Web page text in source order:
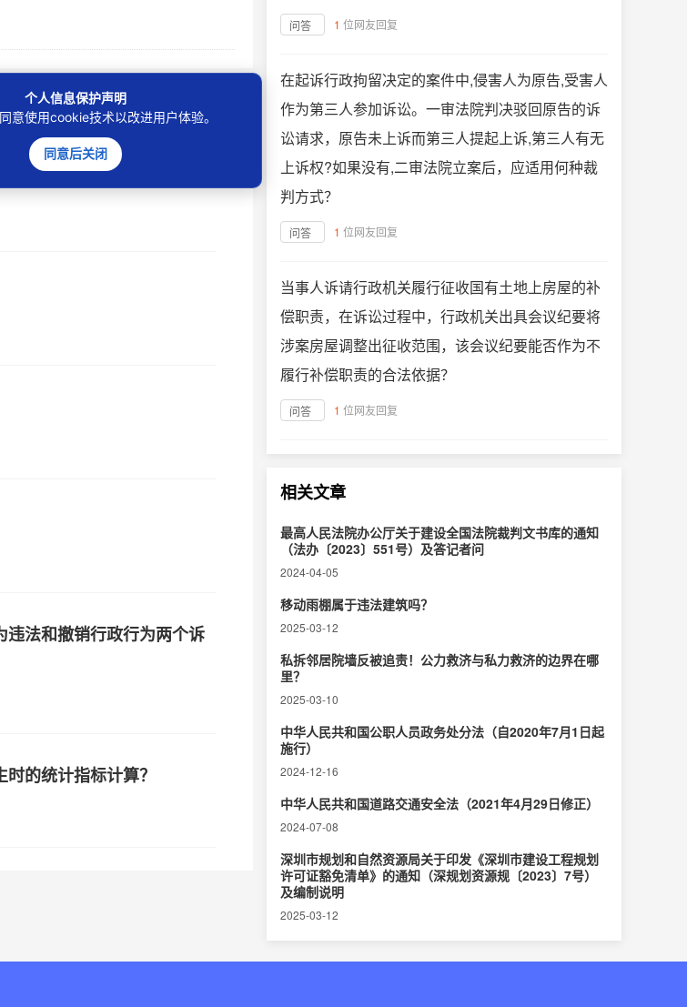
法和撤销行政行为两个诉
的统计指标计算？
问答 1 位网友回复
在起诉行政拘留决定的案件中,侵害人为原告,受害人
作为第三人参加诉讼。一审法院判决驳回原告的诉
讼请求，原告未上诉而第三人提起上诉,第三人有无
上诉权?如果没有,二审法院立案后，应适用何种裁
判方式？
问答 1 位网友回复
当事人诉请行政机关履行征收国有土地上房屋的补
偿职责，在诉讼过程中，行政机关出具会议纪要将
涉案房屋调整出征收范围，该会议纪要能否作为不
履行补偿职责的合法依据？
问答 1 位网友回复
相关文章
最高人民法院办公厅关于建设全国法院裁判文书库的通知
（法办〔2023〕551号）及答记者问
2024-04-05
移动雨棚属于违法建筑吗？
2025-03-12
私拆邻居院墙反被追责！公力救济与私力救济的边界在哪
里？‌
2025-03-10
中华人民共和国公职人员政务处分法（自2020年7月1日起
施行）
2024-12-16
中华人民共和国道路交通安全法（2021年4月29日修正）
2024-07-08
深圳市规划和自然资源局关于印发《深圳市建设工程规划
许可证豁免清单》的通知（深规划资源规〔2023〕7号）
及编制说明
2025-03-12
个人信息保护声明
意使用cookie技术以改进用户体验。
同意后关闭